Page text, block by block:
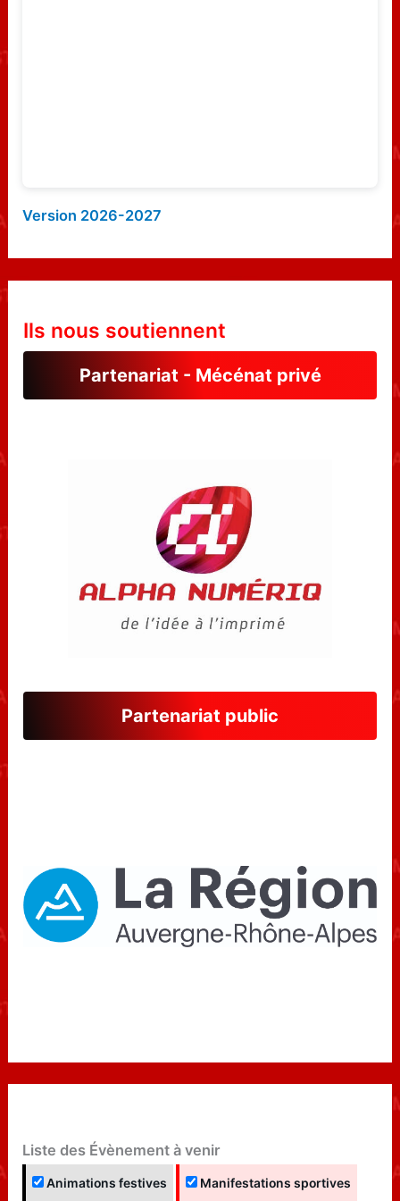
Version 2026-2027
Ils nous soutiennent
Partenariat - Mécénat privé
Partenariat public
Liste des Évènement à venir
Animations festives Manifestations sportives